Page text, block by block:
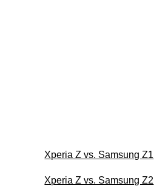
Xperia Z vs. Samsung Z1
Xperia Z vs. Samsung Z2